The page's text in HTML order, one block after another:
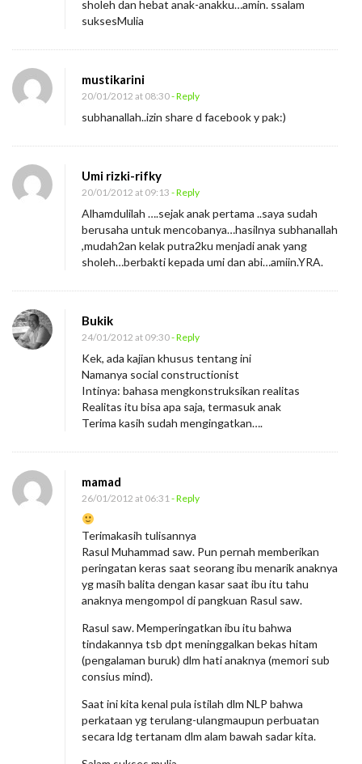
sholeh dan hebat anak-anakku…amin. ssalam
suksesMulia
mustikarini
20/01/2012 at 08:30- Reply
subhanallah..izin share d facebook y pak:)
Umi rizki-rifky
20/01/2012 at 09:13 - Reply
Alhamdulilah ….sejak anak pertama ..saya sudah
berusaha untuk mencobanya…hasilnya subhanallah
,mudah2an kelak putra2ku menjadi anak yang
sholeh…berbakti kepada umi dan abi…amiin.YRA.
Bukik
24/01/2012 at 09:30- Reply
Kek, ada kajian khusus tentang ini
Namanya social constructionist
Intinya: bahasa mengkonstruksikan realitas
Realitas itu bisa apa saja, termasuk anak
Terima kasih sudah mengingatkan….
mamad
26/01/2012 at 06:31- Reply
Terimakasih tulisannya
Rasul Muhammad saw. Pun pernah memberikan
peringatan keras saat seorang ibu menarik anaknya
yg masih balita dengan kasar saat ibu itu tahu
anaknya mengompol di pangkuan Rasul saw.
Rasul saw. Memperingatkan ibu itu bahwa
tindakannya tsb dpt meninggalkan bekas hitam
(pengalaman buruk) dlm hati anaknya (memori sub
consius mind).
Saat ini kita kenal pula istilah dlm NLP bahwa
perkataan yg terulang-ulangmaupun perbuatan
secara ldg tertanam dlm alam bawah sadar kita.